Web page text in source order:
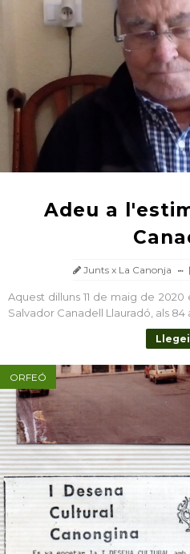
Adeu a
Junts x La Canonja
Aquest dilluns 11 de maig de
Salvador Canadell Llauradó, als 84
ORFEÓ